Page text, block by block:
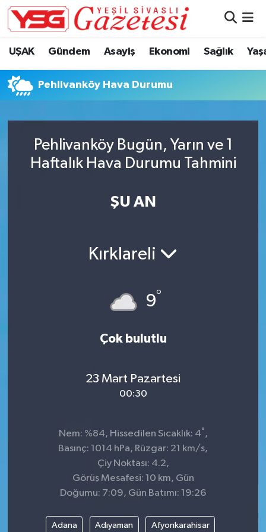
UŞAK Gündem Asayiş Ekonomi Sağlık
Pehlivanköy Hava Durumu
Pehlivanköy Bugün, Yarın ve 1
Haftalık Hava Durumu Tahmini
ŞU AN
Kırklareli
9°
Çok bulutlu
23 Mart Pazartesi
00:30
Nem: %84, Hissedilen Sıcaklık: 4° ,
Basınç: 1014 hPa, Rüzgar: 21 km/s,
Çiy Noktası: 4.2,
Görüş Mesafesi: 10 km, Gün
Doğumu: 7:09, Gün Batımı: 19:26
Adana Adıyaman Afyonkarahisar
Süper Lig Puan Durumu ve Fikstür